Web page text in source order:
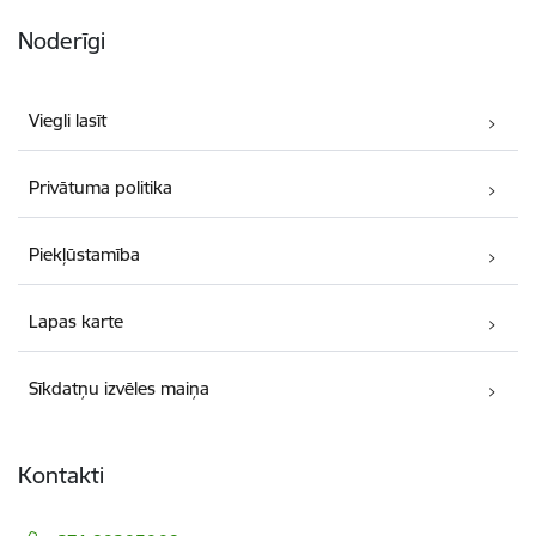
Noderīgi
Viegli lasīt
Privātuma politika
Piekļūstamība
Lapas karte
Sīkdatņu izvēles maiņa
Kontakti